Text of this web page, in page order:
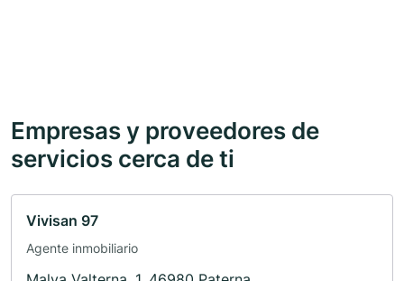
Empresas y proveedores de
servicios cerca de ti
Vivisan 97
Agente inmobiliario